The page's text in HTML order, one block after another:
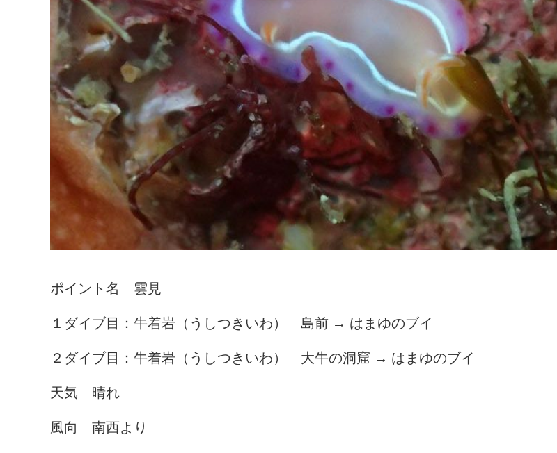
ポイント名 雲見
１ダイブ目：牛着岩（うしつきいわ） 島前 → はまゆのブイ
２ダイブ目：牛着岩（うしつきいわ） 大牛の洞窟 → はまゆのブイ
天気 晴れ
風向 南西より